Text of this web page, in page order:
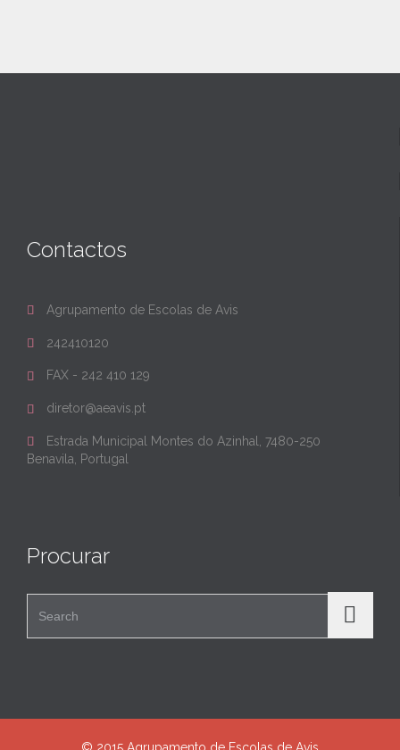
Contactos
 Agrupamento de Escolas de Avis
 242410120
 FAX - 242 410 129
 diretor@aeavis.pt

Estrada Municipal Montes do Azinhal, 7480-250
Benavila, Portugal
Procurar